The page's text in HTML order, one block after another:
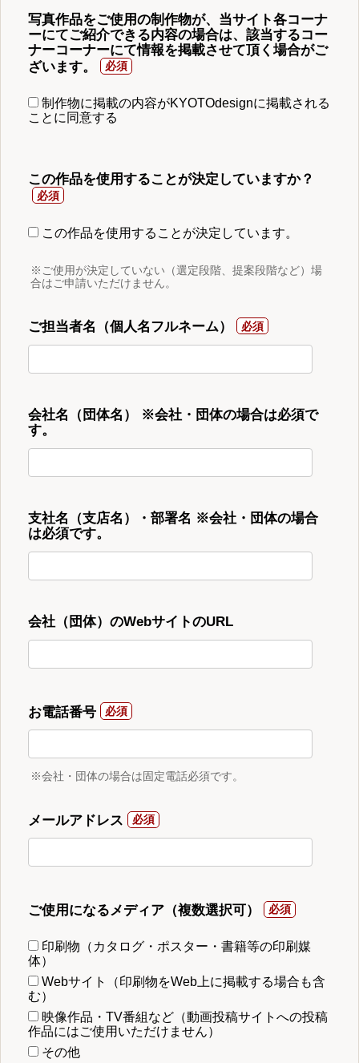
写真作品をご使用の制作物が、当サイト各コーナ
ーにてご紹介できる内容の場合は、該当するコー
ナーコーナーにて情報を掲載させて頂く場合がご
ざいます。
制作物に掲載の内容がKYOTOdesignに掲載される
ことに同意する
この作品を使用することが決定していますか？
この作品を使用することが決定しています。
※ご使用が決定していない（選定段階、提案段階など）場
合はご申請いただけません。
ご担当者名（個人名フルネーム）
会社名（団体名） ※会社・団体の場合は必須で
す。
支社名（支店名）・部署名 ※会社・団体の場合
は必須です。
会社（団体）のWebサイトのURL
お電話番号
※会社・団体の場合は固定電話必須です。
メールアドレス
ご使用になるメディア（複数選択可）
印刷物（カタログ・ポスター・書籍等の印刷媒
体）
Webサイト（印刷物をWeb上に掲載する場合も含
む）
映像作品・TV番組など（動画投稿サイトへの投稿
作品にはご使用いただけません）
その他